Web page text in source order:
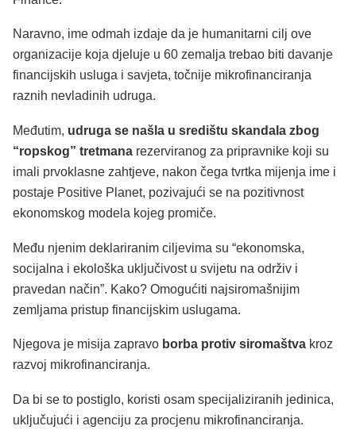
Naravno, ime odmah izdaje da je humanitarni cilj ove
organizacije koja djeluje u 60 zemalja trebao biti davanje
financijskih usluga i savjeta, točnije mikrofinanciranja
raznih nevladinih udruga.
Međutim, udruga se našla u središtu skandala zbog
“ropskog” tretmana rezerviranog za pripravnike koji su
imali prvoklasne zahtjeve, nakon čega tvrtka mijenja ime i
postaje Positive Planet, pozivajući se na pozitivnost
ekonomskog modela kojeg promiče.
Među njenim deklariranim ciljevima su “ekonomska,
socijalna i ekološka uključivost u svijetu na održiv i
pravedan način”. Kako? Omogućiti najsiromašnijim
zemljama pristup financijskim uslugama.
Njegova je misija zapravo borba protiv siromaštva kroz
razvoj mikrofinanciranja.
Da bi se to postiglo, koristi osam specijaliziranih jedinica,
uključujući i agenciju za procjenu mikrofinanciranja.